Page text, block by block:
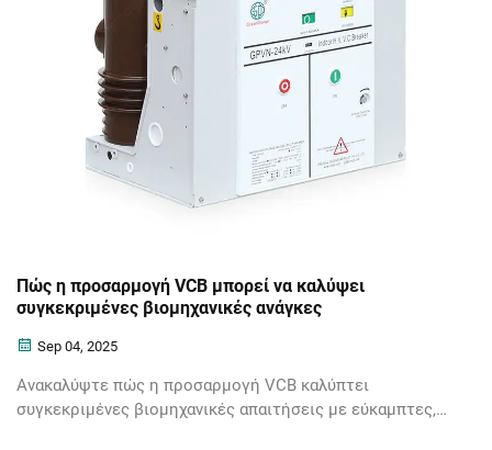
Πώς η προσαρμογή VCB μπορεί να καλύψει
συγκεκριμένες βιομηχανικές ανάγκες
Sep 04, 2025
Ανακαλύψτε πώς η προσαρμογή VCB καλύπτει
συγκεκριμένες βιομηχανικές απαιτήσεις με εύκαμπτες,